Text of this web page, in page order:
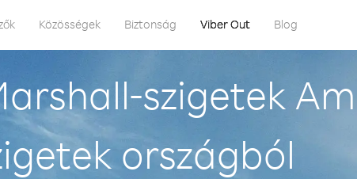
Közösségek Biztonság Viber Out Blog
szigetek
országból